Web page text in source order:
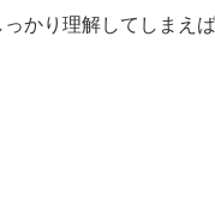
かり理解してしまえ